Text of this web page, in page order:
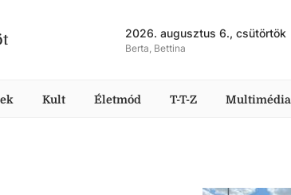
2026. augusztus 6., csütörtök
Berta, Bettina
Kult Életmód T-T-Z Multimédia